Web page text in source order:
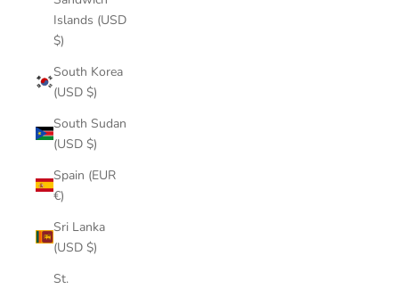
Islands (USD
$)
South Korea
(USD $)
South Sudan
(USD $)
Spain (EUR
€)
Sri Lanka
(USD $)
St.